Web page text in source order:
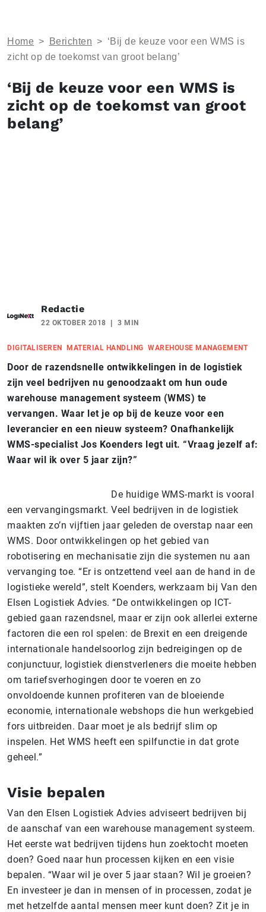
Home > Berichten > ‘Bij de keuze voor een WMS is
zicht op de toekomst van groot belang’
‘Bij de keuze voor een WMS is
zicht op de toekomst van groot
belang’
Redactie
22 OKTOBER 2018 3 MIN
DIGITALISEREN MATERIAL HANDLING WAREHOUSE MANAGEMENT
Door de razendsnelle ontwikkelingen in de logistiek
zijn veel bedrijven nu genoodzaakt om hun oude
warehouse management systeem (WMS) te
vervangen. Waar let je op bij de keuze voor een
leverancier en een nieuw systeem? Onafhankelijk
WMS-specialist Jos Koenders legt uit. “Vraag jezelf af:
Waar wil ik over 5 jaar zijn?”
De huidige WMS-markt is vooral
een vervangingsmarkt. Veel bedrijven in de logistiek
maakten zo’n vijftien jaar geleden de overstap naar een
WMS. Door ontwikkelingen op het gebied van
robotisering en mechanisatie zijn die systemen nu aan
vervanging toe. “Er is ontzettend veel aan de hand in de
logistieke wereld”, stelt Koenders, werkzaam bij Van den
Elsen Logistiek Advies. “De ontwikkelingen op ICT-
gebied gaan razendsnel, maar er zijn ook allerlei externe
factoren die een rol spelen: de Brexit en een dreigende
internationale handelsoorlog zijn bedreigingen op de
conjunctuur, logistiek dienstverleners die moeite hebben
om tariefsverhogingen door te voeren en zo
onvoldoende kunnen profiteren van de bloeiende
economie, internationale webshops die hun werkgebied
fors uitbreiden. Daar moet je als bedrijf slim op
inspelen. Het WMS heeft een spilfunctie in dat grote
geheel.”
Visie bepalen
Van den Elsen Logistiek Advies adviseert bedrijven bij
de aanschaf van een warehouse management systeem.
Het eerste wat bedrijven tijdens hun zoektocht moeten
doen? Goed naar hun processen kijken en een visie
bepalen. “Waar wil je over 5 jaar staan? Wil je groeien?
En investeer je dan in mensen of in processen, zodat je
met hetzelfde aantal mensen meer kunt doen? Zit je in